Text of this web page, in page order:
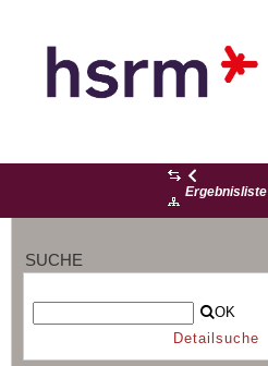
Ergebnisliste
SUCHE
OK
Detailsuche